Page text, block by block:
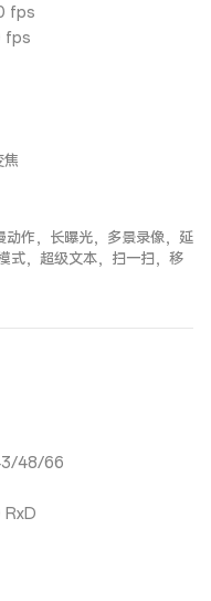
fps
fps
焦
作，长曝光，多景录像，延
式，超级文本，扫一扫，移
48/66
RxD